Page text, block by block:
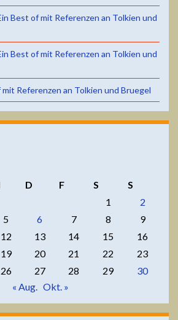
Best of mit Referenzen an Tolkien und
Best of mit Referenzen an Tolkien und
Referenzen an Tolkien und Bruegel
D F S
S
1
2
5 6 7 8
9
12 13 14 15
16
19 20 21 22
23
26 27 28 29
30
« Aug.
Okt. »